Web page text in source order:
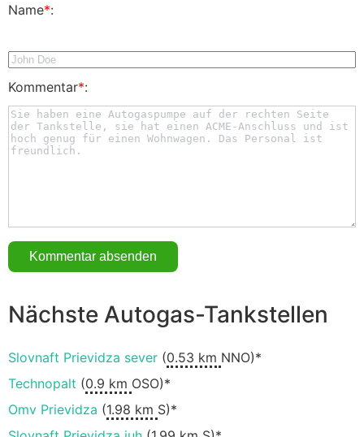
Name*:
Kommentar*:
Nächste Autogas-Tankstellen
Slovnaft Prievidza sever (0.53 km NNO)*
Technopalt (0.9 km OSO)*
Omv Prievidza (1.98 km S)*